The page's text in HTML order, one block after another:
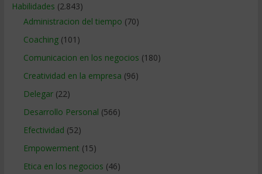
Habilidades (2.843)
Administracion del tiempo (70)
Coaching(101)
Comunicacion en los negocios (180)
Creatividad en la empresa (96)
Delegar(22)
Desarrollo Personal (566)
Efectividad (52)
Empowerment (15)
Etica en los negocios (46)